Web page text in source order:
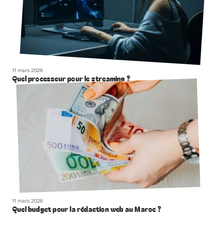
11 mars 2026
Quel processeur pour le streaming ?
11 mars 2026
Quel budget pour la rédaction web au Maroc ?